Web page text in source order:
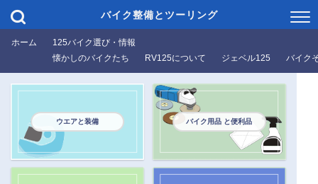
バイク整備とツーリング
ホーム
125バイク選び・情報
懐かしのバイクたち
RV125について ジェベル125 バイク
ウエアと装備 バイク用品 と便利品